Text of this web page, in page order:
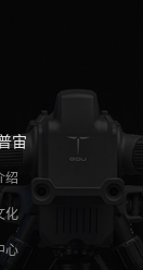
宙
绍
化
心